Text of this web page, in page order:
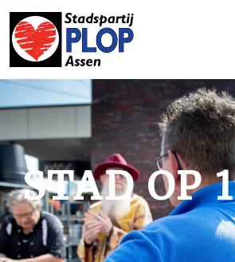
STAD OP 1